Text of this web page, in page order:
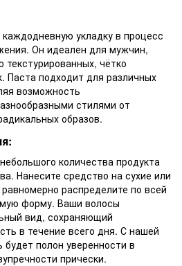
укладку в процесс
Он идеален для мужчин,
чётко
Паста подходит для различных
возможность
стилями от
образов.
количества продукта
Нанесите средство на сухие или
распределите по всей
форму. Ваши волосы
вид, сохраняющий
в течение всего дня. С нашей
полон уверенности в
прически.